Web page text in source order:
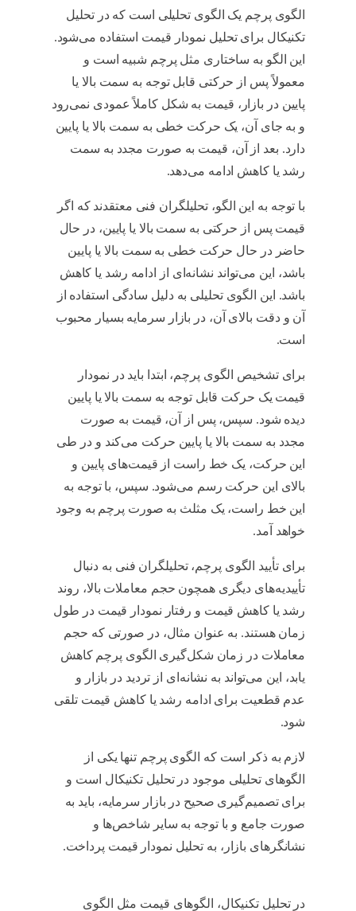
الگوی پرچم یک الگوی تحلیلی است که در تحلیل
تکنیکال برای تحلیل نمودار قیمت استفاده می‌شود.
این الگو به ساختاری مثل پرچم شبیه است و
معمولاً پس از حرکتی قابل توجه به سمت بالا یا
پایین در بازار، قیمت به شکل کاملاً عمودی نمی‌رود
و به جای آن، یک حرکت خطی به سمت بالا یا پایین
دارد. بعد از آن، قیمت به صورت مجدد به سمت
رشد یا کاهش ادامه می‌دهد.
با توجه به این الگو، تحلیلگران فنی معتقدند که اگر
قیمت پس از حرکتی به سمت بالا یا پایین، در حال
حاضر در حال حرکت خطی به سمت بالا یا پایین
باشد، این می‌تواند نشانه‌ای از ادامه رشد یا کاهش
باشد. این الگوی تحلیلی به دلیل سادگی استفاده از
آن و دقت بالای آن، در بازار سرمایه بسیار محبوب
است.
برای تشخیص الگوی پرچم، ابتدا باید در نمودار
قیمت یک حرکت قابل توجه به سمت بالا یا پایین
دیده شود. سپس، پس از آن، قیمت به صورت
مجدد به سمت بالا یا پایین حرکت می‌کند و در طی
این حرکت، یک خط راست از قیمت‌های پایین و
بالای این حرکت رسم می‌شود. سپس، با توجه به
این خط راست، یک مثلث به صورت پرچم به وجود
خواهد آمد.
برای تأیید الگوی پرچم، تحلیلگران فنی به دنبال
تأییدیه‌های دیگری همچون حجم معاملات بالا، روند
رشد یا کاهش قیمت و رفتار نمودار قیمت در طول
زمان هستند. به عنوان مثال، در صورتی که حجم
معاملات در زمان شکل‌گیری الگوی پرچم کاهش
یابد، این می‌تواند به نشانه‌ای از تردید در بازار و
عدم قطعیت برای ادامه رشد یا کاهش قیمت تلقی
شود.
لازم به ذکر است که الگوی پرچم تنها یکی از
الگوهای تحلیلی موجود در تحلیل تکنیکال است و
برای تصمیم‌گیری صحیح در بازار سرمایه، باید به
صورت جامع و با توجه به سایر شاخص‌ها و
نشانگرهای بازار، به تحلیل نمودار قیمت پرداخت.
در تحلیل تکنیکال، الگوهای قیمت مثل الگوی